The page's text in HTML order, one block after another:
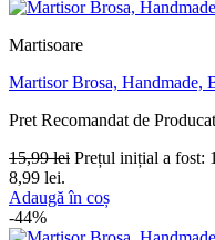
Martisoare
Martisor Brosa, Handmade,
Pret Recomandat de
15,99lei Prețul inițial a fost:
8,99 lei.
Adaugă în coș
-44%